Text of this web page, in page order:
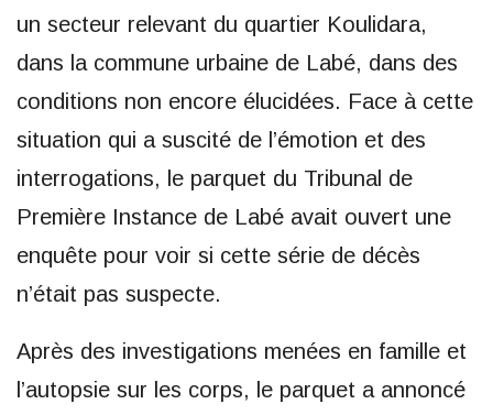
un secteur relevant du quartier Koulidara,
dans la commune urbaine de Labé, dans des
conditions non encore élucidées. Face à cette
situation qui a suscité de l’émotion et des
interrogations, le parquet du Tribunal de
Première Instance de Labé avait ouvert une
enquête pour voir si cette série de décès
n’était pas suspecte.
Après des investigations menées en famille et
l’autopsie sur les corps, le parquet a annoncé